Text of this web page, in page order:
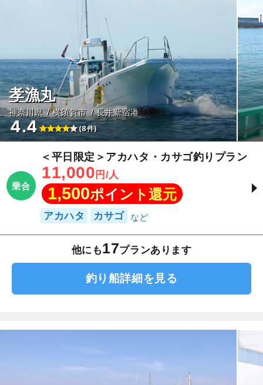
孝漁丸
神奈川県 横須賀市 長井新宿港
4.4 (8件)
乗合
＜平日限定＞アカハタ・カサゴ釣りプラン
11,000 円/人
1,500ポイント還元
アカハタ カサゴ
他にも17プランあります
釣り船詳細を見る